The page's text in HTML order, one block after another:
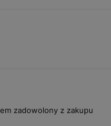
zadowolony z zakupu